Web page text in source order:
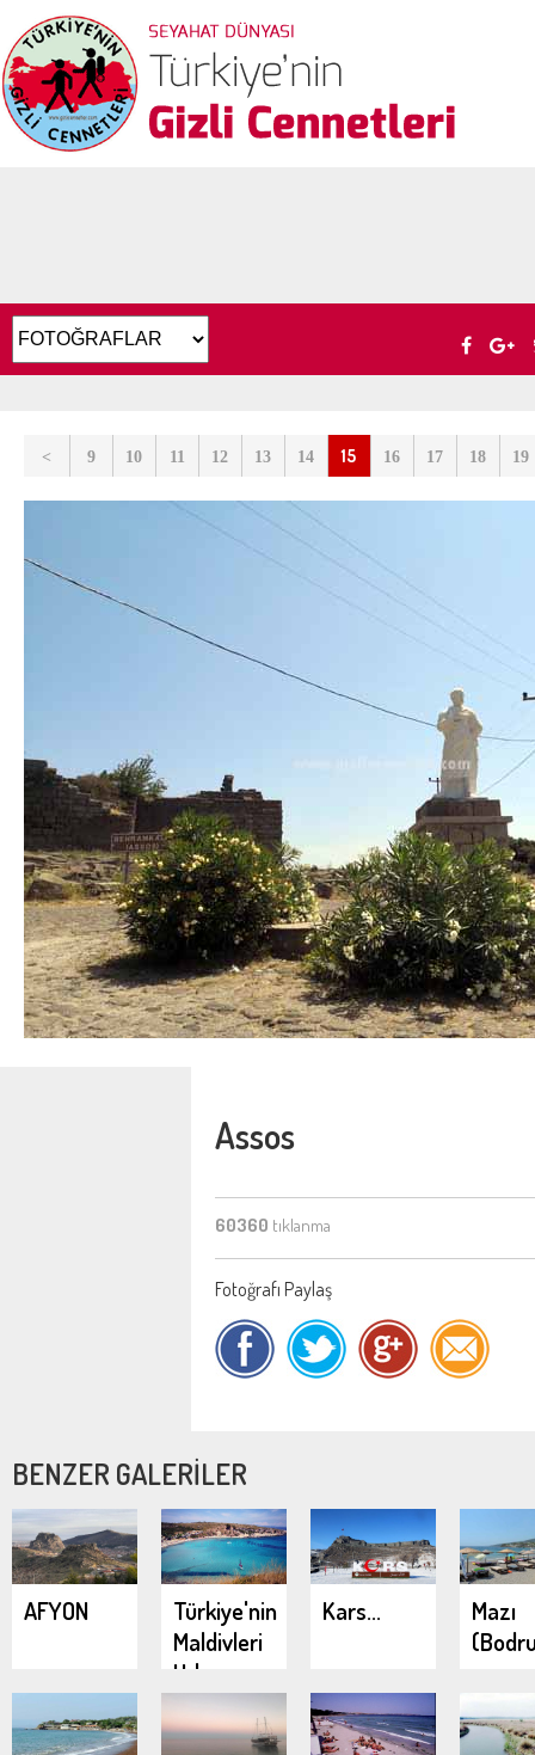
< 9 10 11 12 13 14 15 16 17 18 19
Assos
60360 tıklanma
Fotoğrafı Paylaş
BENZER GALERİLER
AFYON
Türkiye'nin
Maldivleri
Urla
Demircili
Koyları
Kars...
Mazı